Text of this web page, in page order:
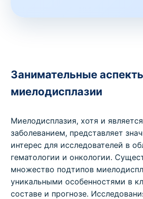
Занимательные
миелодисплазии
Миелодисплазия, хотя и
заболеванием, представляет
интерес для исследователей в
гематологии и онкологии.
множество подтипов
уникальными особенностями в
составе и прогнозе.